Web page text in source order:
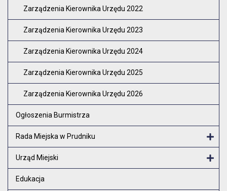
Zarządzenia Kierownika Urzędu 2022
Zarządzenia Kierownika Urzędu 2023
Zarządzenia Kierownika Urzędu 2024
Zarządzenia Kierownika Urzędu 2025
Zarządzenia Kierownika Urzędu 2026
Ogłoszenia Burmistrza
Rada Miejska w Prudniku
Urząd Miejski
Edukacja